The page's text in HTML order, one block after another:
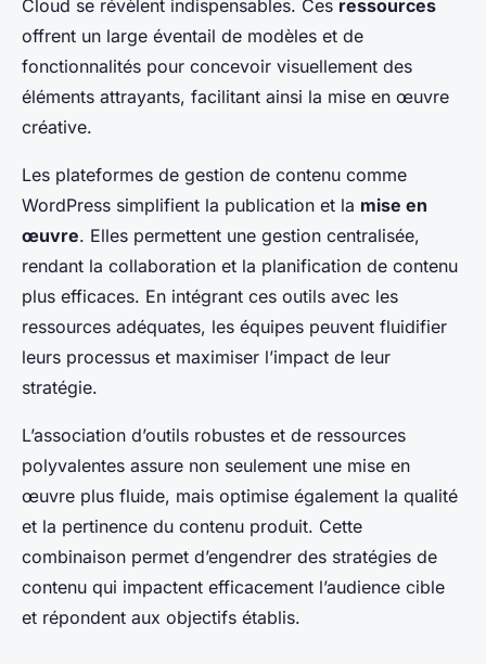
Cloud se révèlent indispensables. Ces ressources
offrent un large éventail de modèles et de
fonctionnalités pour concevoir visuellement des
éléments attrayants, facilitant ainsi la mise en œuvre
créative.
Les plateformes de gestion de contenu comme
WordPress simplifient la publication et la mise en
œuvre. Elles permettent une gestion centralisée,
rendant la collaboration et la planification de contenu
plus efficaces. En intégrant ces outils avec les
ressources adéquates, les équipes peuvent fluidifier
leurs processus et maximiser l’impact de leur
stratégie.
L’association d’outils robustes et de ressources
polyvalentes assure non seulement une mise en
œuvre plus fluide, mais optimise également la qualité
et la pertinence du contenu produit. Cette
combinaison permet d’engendrer des stratégies de
contenu qui impactent efficacement l’audience cible
et répondent aux objectifs établis.